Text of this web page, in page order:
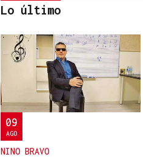
POLOS RÍOS E MONTAÑAS DE
OURENSE
A Ribeira Sacra, flora e
fauna nas ribeiras miñota e
siliense
Lo último
09
AGO
NINO BRAVO